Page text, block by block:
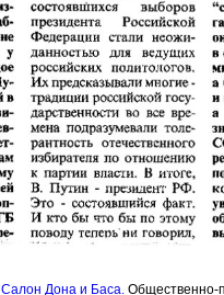
Салон Дона и Баса.Общественно-